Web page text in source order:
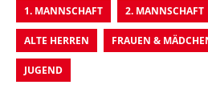
1. MANNSCHAFT 2. MANNSCHAFT
ALTE HERREN FRAUEN &
JUGEND